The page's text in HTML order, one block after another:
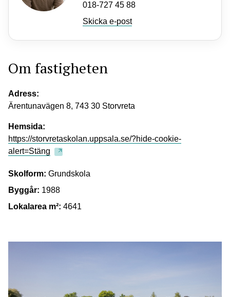
018-727 45 88
Skicka e-post
Om fastigheten
Adress:
Ärentunavägen 8, 743 30 Storvreta
Hemsida:
https://storvretaskolan.uppsala.se/?hide-cookie-
alert=Stäng
Skolform: Grundskola
Byggår: 1988
Lokalarea m²: 4641